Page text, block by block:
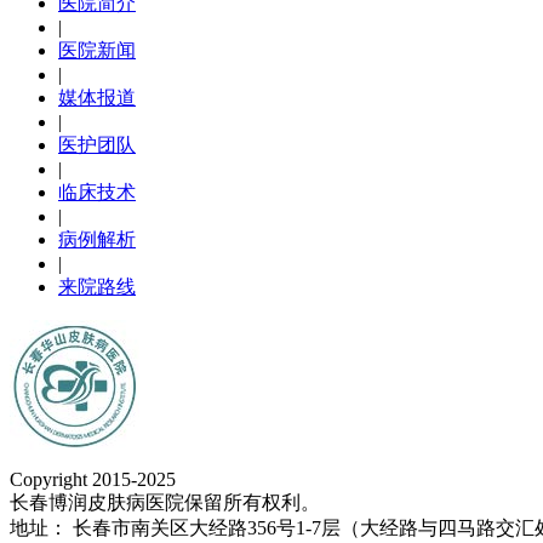
|
医院新闻
|
媒体报道
|
医护团队
|
临床技术
|
病例解析
|
来院路线
Copyright 2015-2025
长春博润皮肤病医院保留所有权利。
地址： 长春市南关区大经路356号1-7层（大经路与四马路交汇